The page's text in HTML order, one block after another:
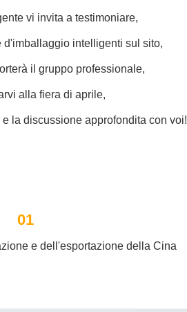
vi invita a testimoniare,
d'imballaggio intelligenti sul sito,
il gruppo professionale,
alla fiera di aprile,
la discussione approfondita con voi!
01
e dell'esportazione della Cina